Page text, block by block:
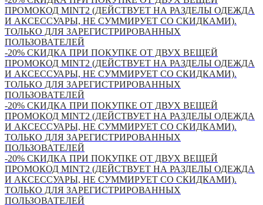
ПРОМОКОД MINT2 (ДЕЙСТВУЕТ НА РАЗДЕЛЫ ОДЕЖДА
И АКСЕССУАРЫ, НЕ СУММИРУЕТ СО СКИДКАМИ).
ТОЛЬКО ДЛЯ ЗАРЕГИСТРИРОВАННЫХ
ПОЛЬЗОВАТЕЛЕЙ
-20% СКИДКА ПРИ ПОКУПКЕ ОТ ДВУХ ВЕЩЕЙ
ПРОМОКОД MINT2 (ДЕЙСТВУЕТ НА РАЗДЕЛЫ ОДЕЖДА
И АКСЕССУАРЫ, НЕ СУММИРУЕТ СО СКИДКАМИ).
ТОЛЬКО ДЛЯ ЗАРЕГИСТРИРОВАННЫХ
ПОЛЬЗОВАТЕЛЕЙ
-20% СКИДКА ПРИ ПОКУПКЕ ОТ ДВУХ ВЕЩЕЙ
ПРОМОКОД MINT2 (ДЕЙСТВУЕТ НА РАЗДЕЛЫ ОДЕЖДА
И АКСЕССУАРЫ, НЕ СУММИРУЕТ СО СКИДКАМИ).
ТОЛЬКО ДЛЯ ЗАРЕГИСТРИРОВАННЫХ
ПОЛЬЗОВАТЕЛЕЙ
-20% СКИДКА ПРИ ПОКУПКЕ ОТ ДВУХ ВЕЩЕЙ
ПРОМОКОД MINT2 (ДЕЙСТВУЕТ НА РАЗДЕЛЫ ОДЕЖДА
И АКСЕССУАРЫ, НЕ СУММИРУЕТ СО СКИДКАМИ).
ТОЛЬКО ДЛЯ ЗАРЕГИСТРИРОВАННЫХ
ПОЛЬЗОВАТЕЛЕЙ